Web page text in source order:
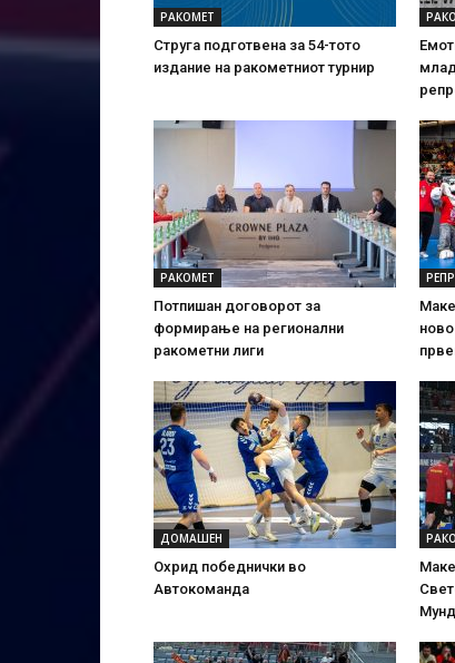
РАКОМЕТ
Струга подготвена за 54-тото
издание на ракометниот турнир
РАКОМЕТ
Потпишан договорот за
формирање на регионални
ракометни лиги
ДОМАШЕН
Охрид победнички во
Автокоманда